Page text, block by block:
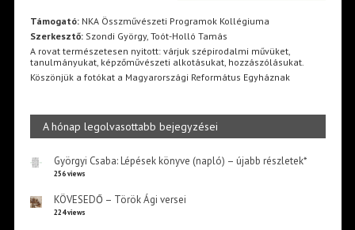
Támogató:NKA Összművészeti Programok Kollégiuma
Szerkesztő:Szondi György, Toót-Holló Tamás
A rovat természetesen nyitott: várjuk szépirodalmi művüket,
tanulmányukat, képzőművészeti alkotásukat, hozzászólásukat.
Köszönjük a fotókat a Magyarországi Református Egyháznak
A hónap legolvasottabb bejegyzései
Györgyi Csaba: Lépések könyve (napló) – újabb részletek*
256 views
KÖVESEDŐ – Török Ági versei
224 views